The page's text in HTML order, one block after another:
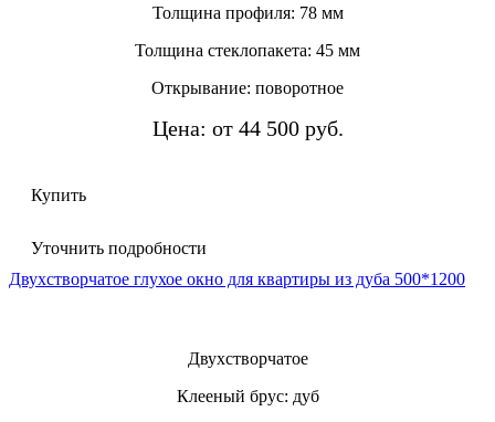
Толщина профиля: 78 мм
Толщина стеклопакета: 45 мм
Открывание: поворотное
Цена: от 44 500 руб.
Купить
Уточнить подробности
Двухстворчатое глухое окно для квартиры из дуба 500*1200
Двухстворчатое
Клееный брус: дуб